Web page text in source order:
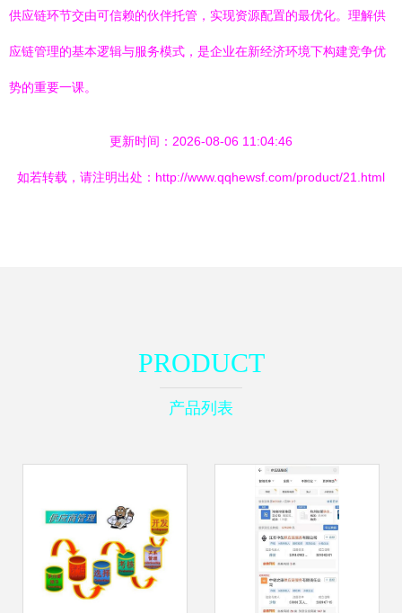
供应链环节交由可信赖的伙伴托管，实现资源配置的最优化。理解供
应链管理的基本逻辑与服务模式，是企业在新经济环境下构建竞争优
势的重要一课。
更新时间：2026-08-06 11:04:46
如若转载，请注明出处：http://www.qqhewsf.com/product/21.html
PRODUCT
产品列表